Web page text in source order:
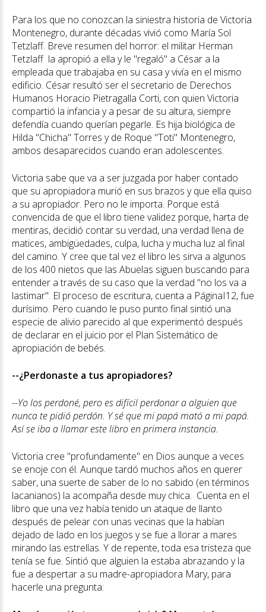
Para los que no conozcan la siniestra historia de Victoria
Montenegro, durante décadas vivió como María Sol
Tetzlaff. Breve resumen del horror: el militar Herman
Tetzlaff la apropió a ella y le "regaló" a César a la
empleada que trabajaba en su casa y vivía en el mismo
edificio. César resultó ser el secretario de Derechos
Humanos Horacio Pietragalla Corti, con quien Victoria
compartió la infancia y a pesar de su altura, siempre
defendía cuando querían pegarle. Es hija biológica de
Hilda "Chicha" Torres y de Roque "Toti" Montenegro,
ambos desaparecidos cuando eran adolescentes.
Victoria sabe que va a ser juzgada por haber contado
que su apropiadora murió en sus brazos y que ella quiso
a su apropiador. Pero no le importa. Porque está
convencida de que el libro tiene validez porque, harta de
mentiras, decidió contar su verdad, una verdad llena de
matices, ambigüedades, culpa, lucha y mucha luz al final
del camino. Y cree que tal vez el libro les sirva a algunos
de los 400 nietos que las Abuelas siguen buscando para
entender a través de su caso que la verdad "no los va a
lastimar". El proceso de escritura, cuenta a PáginaI12, fue
durísimo. Pero cuando le puso punto final sintió una
especie de alivio parecido al que experimentó después
de declarar en el juicio por el Plan Sistemático de
apropiación de bebés.
--¿Perdonaste a tus apropiadores?
--Yo los perdoné, pero es difícil perdonar a alguien que
nunca te pidió perdón. Y sé que mi papá mató a mi papá.
Así se iba a llamar este libro en primera instancia.
Victoria cree "profundamente" en Dios aunque a veces
se enoje con él. Aunque tardó muchos años en querer
saber, una suerte de saber de lo no sabido (en términos
lacanianos) la acompaña desde muy chica. Cuenta en el
libro que una vez había tenido un ataque de llanto
después de pelear con unas vecinas que la habían
dejado de lado en los juegos y se fue a llorar a mares
mirando las estrellas. Y de repente, toda esa tristeza que
tenía se fue. Sintió que alguien la estaba abrazando y la
fue a despertar a su madre-apropiadora Mary, para
hacerle una pregunta: